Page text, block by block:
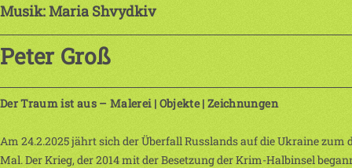
Musik: Maria Shvydkiv
Peter Groß
Der Traum ist aus – Malerei | Objekte | Zeichnungen
Am 24.2.2025 jährt sich der Überfall Russlands auf die Ukraine zum
Mal. Der Krieg, der 2014 mit der Besetzung der Krim-Halbinsel